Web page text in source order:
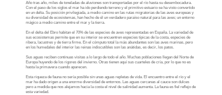
Año tras año, miles de toneladas de aluviones son transportadas por el río hasta su desembocadura.
Con el paso de los siglos el mar ha ido perdiendo terreno y el primitivo estuario se ha visto convertido
en un delta. Su posición privilegiada, a medio camino en las rutas migratorias de las aves europeas y
su diversidad de ecosistemas, han hecho de él un verdadero paraíso natural para las aves; un entorno
mágico a medio camino entre el mar y la tierra.
En el delta del Ebro habitan el 70% de las especies de aves representadas en España. La variedad de
sus ecosistemas permite que en su interior se encuentren especies típicas de la costa, especies de
ribera, lacustres y de tierra firme. En el cómputo total la más abundantes son las aves marinas, pero
en los humedales del interior las reinas indiscutibles son las anátidas, es decir, los patos.
Sus aguas reciben continuas visitas a lo largo de todo el año. Muchas poblaciones llegan del Norte de
Europa huyendo de los rigores del invierno. Otras tienen aquí sus cuarteles de cría, por lo que no es
hasta la primavera cuando aparecen.
Esta riqueza de fauna no sería posible sin unas aguas repletas de vida. El encuentro entre el río y el
mar ha dado origen a una enorme diversidad de entornos. Las aguas cercanas al cauce son dulces
pero a medida que nos alejamos hacia la costa el nivel de salinidad aumenta. La fauna es fiel reflejo de
esta variedad.